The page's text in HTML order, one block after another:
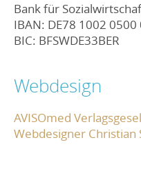
Bank für
IBAN: DE78 1002
BIC: BFSWDE33BER
Webdesign
AVISOmed
Webdesigner Christian